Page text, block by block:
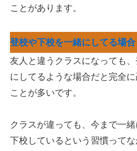
ことがあります。
登校や下校を一緒にしてる場合
友人と違うクラスになっても
にしてるような場合だと完全
ことが多いです。
クラスが違っても、今まで一
下校しているという習慣って